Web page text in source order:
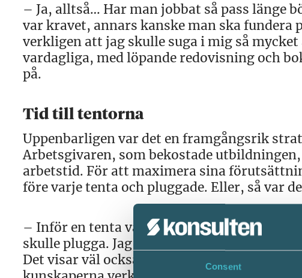
Consent
– Ja, alltså… Har man jobbat så pass länge
var kravet, annars kanske man ska
verkligen att jag skulle suga i mig så
vardagliga, med löpande redovisning och
på.
Tid till tentorna
Uppenbarligen var det en framgångsrik
Arbetsgivaren, som bekostade
arbetstid. För att maximera sina
före varje tenta och pluggade. Eller, så var
– Inför en tenta var alla i familjen sjuka i en
skulle plugga. Jag trodde det skulle skita sig
Det visar väl också att formatet, där man